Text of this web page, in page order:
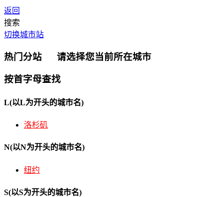
返回
搜索
切换城市站
热门分站 请选择您当前所在城市
按首字母查找
L(以L为开头的城市名)
洛杉矶
N(以N为开头的城市名)
纽约
S(以S为开头的城市名)